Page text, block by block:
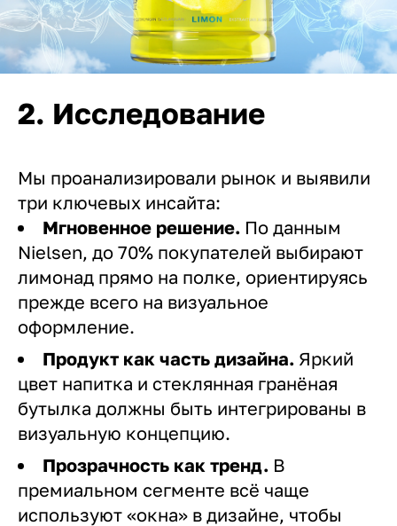
2. Исследование
Мы проанализировали рынок и выявили
три ключевых инсайта:
Мгновенное решение. По данным
Nielsen, до 70% покупателей выбирают
лимонад прямо на полке, ориентируясь
прежде всего на визуальное
оформление.
Продукт как часть дизайна. Яркий
цвет напитка и стеклянная гранёная
бутылка должны быть интегрированы в
визуальную концепцию.
Прозрачность как тренд. В
премиальном сегменте всё чаще
используют «окна» в дизайне, чтобы